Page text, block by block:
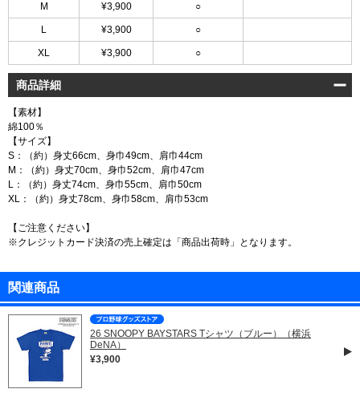
M ¥3,900 ○
L ¥3,900 ○
XL ¥3,900 ○
商品詳細
【素材】
綿100％
【サイズ】
S：（約）身丈66cm、身巾49cm、肩巾44cm
M：（約）身丈70cm、身巾52cm、肩巾47cm
L：（約）身丈74cm、身巾55cm、肩巾50cm
XL：（約）身丈78cm、身巾58cm、肩巾53cm
【ご注意ください】
※クレジットカード決済の売上確定は「商品出荷時」となります。
関連商品
26 SNOOPY BAYSTARS Tシャツ（ブルー）（横浜
DeNA）
¥3,900